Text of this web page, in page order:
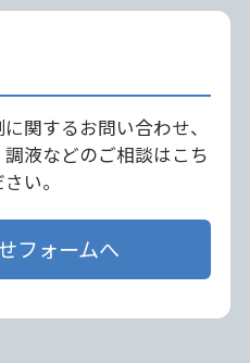
関するお問い合わせ、
液などのご相談はこち
い。
フォームへ